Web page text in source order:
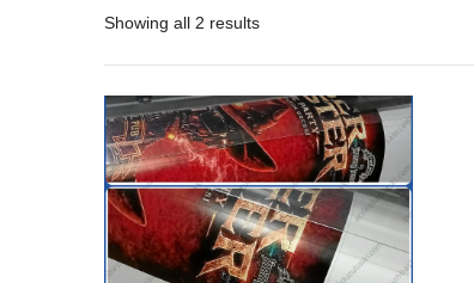
Showing all 2 results